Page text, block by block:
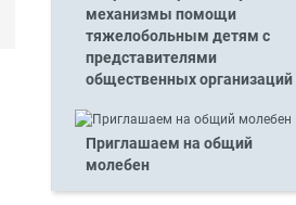
механизмы помощи
тяжелобольным детям с
представителями
общественных организаций
Приглашаем на общий
молебен